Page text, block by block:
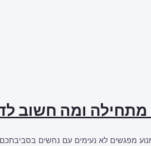
מתחילה ומה חשוב
מפגשים לא נעימים עם נחשים